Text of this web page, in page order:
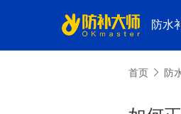
防水
首页 防